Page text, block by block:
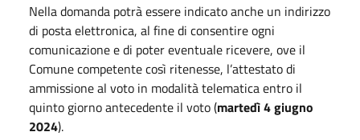
Nella domanda potrà essere indicato anche un indirizzo
di posta elettronica, al fine di consentire ogni
comunicazione e di poter eventuale ricevere, ove il
Comune competente così ritenesse, l’attestato di
ammissione al voto in modalità telematica entro il
quinto giorno antecedente il voto (martedì 4 giugno
2024).